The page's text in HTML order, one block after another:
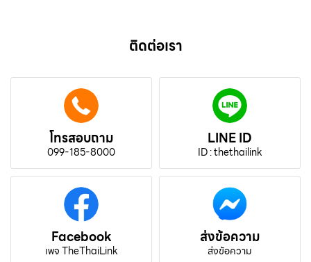
ติดต่อเรา
โทรสอบถาม
099-185-8000
LINE ID
ID : thethailink
Facebook
เพจ TheThaiLink
ส่งข้อความ
ส่งข้อความ